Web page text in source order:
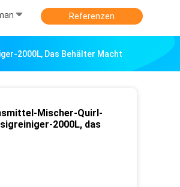
Referenzen
2000L, Das Behälter Macht
Mischer-Quirl-
2000L, das